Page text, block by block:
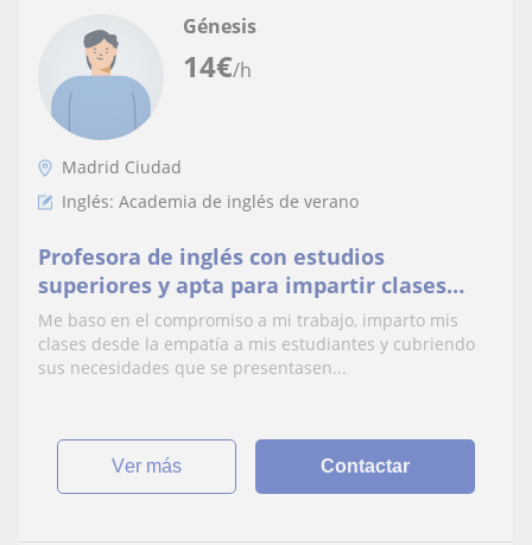
14€/h
Génesis
Madrid Ciudad
Inglés: Academia de inglés de verano
Profesora de inglés con estudios
superiores y apta para impartir clases
para niveles de infantil y primaria.
Me baso en el compromiso a mi trabajo, imparto mis
clases desde la empatía a mis estudiantes y cubriendo
sus necesidades que se presentasen...
ver más Contactar